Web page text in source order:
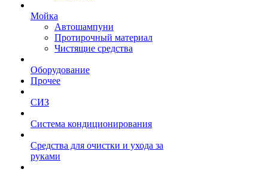
Мойка
Автошампуни
Протирочный материал
Чистящие средства
Оборудование
Прочее
СИЗ
Система кондиционирования
Средства для очистки и ухода за
руками